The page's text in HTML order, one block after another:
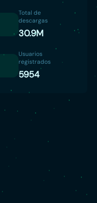
Total de
descargas
30.9M
Usuarios
registrados
5954